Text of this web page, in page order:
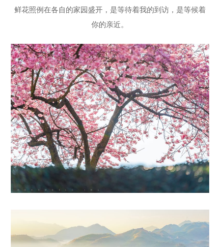
鲜花照例在各自的家园盛开，是等待着我的到访，是等候着
你的亲近。